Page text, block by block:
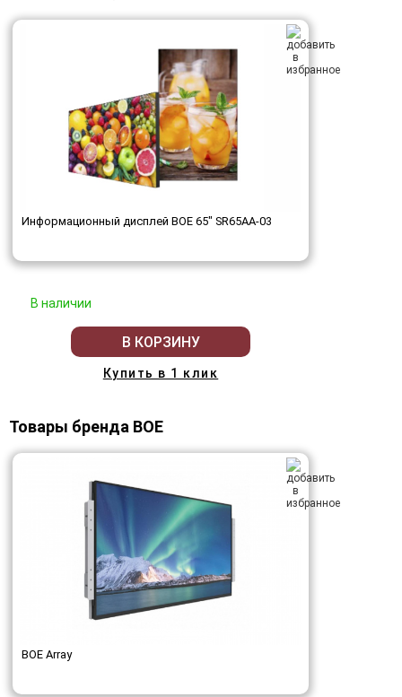
Информационный дисплей BOE 65" SR65AA-03
В наличии
В КОРЗИНУ
Купить в 1 клик
Товары бренда BOE
BOE Array